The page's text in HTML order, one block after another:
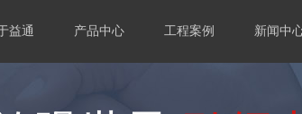
益通 产品中心 工程案例 新闻中